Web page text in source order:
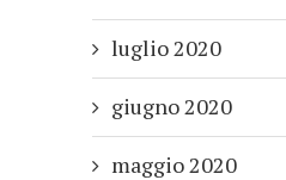
luglio 2020
giugno 2020
maggio 2020